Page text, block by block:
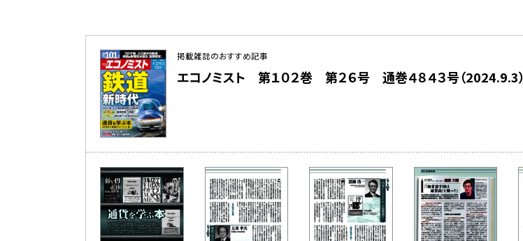
掲載雑誌のおすすめ記事
エコノミスト 第１０２巻 第２６号 通巻４８４３号（2024.9.3）